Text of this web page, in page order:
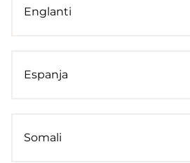
Englan­ti
Es­pan­ja
So­ma­li